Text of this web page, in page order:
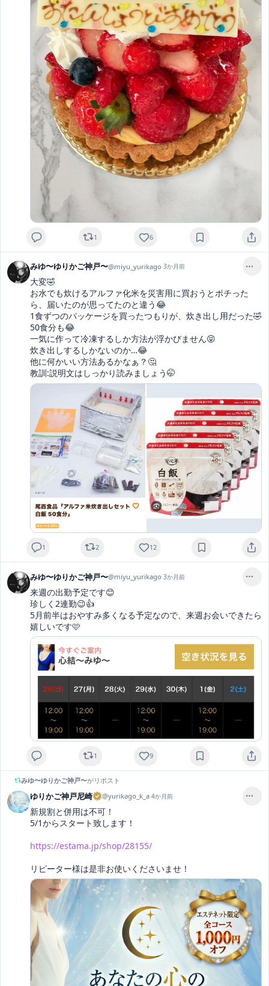
1 6
みゆ〜ゆりかご神戸〜@miyu_yurikago·3か月前
大変🤣
お水でも炊けるアルファ化米を災害用に買おうとポチった
ら、届いたのが思ってたのと違う😂
1食ずつのパッケージを買ったつもりが、炊き出し用だった🤣
50食分も😂
一気に作って冷凍するしか方法が浮かびません😝
炊き出しするしかないのか…😂
他に何かいい方法あるかなぁ？🤔
教訓:説明文はしっかり読みましょう🤭
1 2 12
みゆ〜ゆりかご神戸〜@miyu_yurikago·3か月前
来週の出勤予定です😊
珍しく2連勤😉👍
5月前半はおやすみ多くなる予定なので、来週お会いできたら
嬉しいです🩷
1 9
みゆ〜ゆりかご神戸〜がリポスト
ゆりかご神戸尼崎 @yurikago_k_a·4か月前
新規割と併用は不可！
5/1からスタート致します！
https://estama.jp/shop/28155/
リピーター様は是非お使いくださいませ！